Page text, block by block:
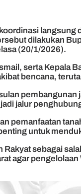
dilakukan
(20/1/2026).
serta Kepala
bencana,
jalur
pemanfaatan
untuk
sebagai
agar